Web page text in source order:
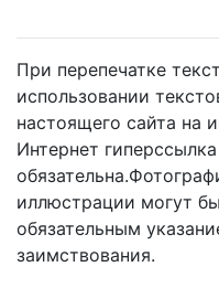
При перепечатке
использовании
настоящего сайта на
Интернет
иллюстрации могут
обязательным
заимствования.